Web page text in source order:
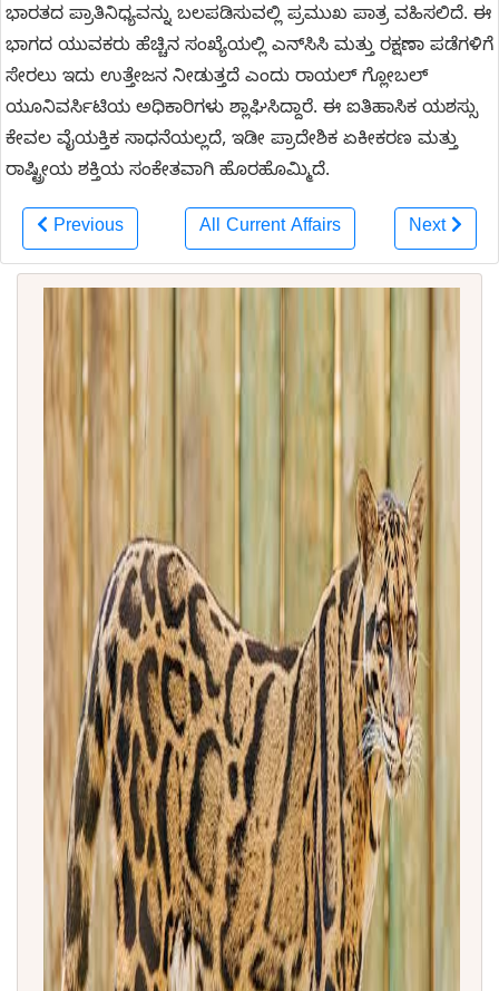
ಭಾರತದ ಪ್ರಾತಿನಿಧ್ಯವನ್ನು ಬಲಪಡಿಸುವಲ್ಲಿ ಪ್ರಮುಖ ಪಾತ್ರ ವಹಿಸಲಿದೆ. ಈ
ಭಾಗದ ಯುವಕರು ಹೆಚ್ಚಿನ ಸಂಖ್ಯೆಯಲ್ಲಿ ಎನ್‌ಸಿಸಿ ಮತ್ತು ರಕ್ಷಣಾ ಪಡೆಗಳಿಗೆ
ಸೇರಲು ಇದು ಉತ್ತೇಜನ ನೀಡುತ್ತದೆ ಎಂದು ರಾಯಲ್ ಗ್ಲೋಬಲ್
ಯೂನಿವರ್ಸಿಟಿಯ ಅಧಿಕಾರಿಗಳು ಶ್ಲಾಘಿಸಿದ್ದಾರೆ. ಈ ಐತಿಹಾಸಿಕ ಯಶಸ್ಸು
ಕೇವಲ ವೈಯಕ್ತಿಕ ಸಾಧನೆಯಲ್ಲದೆ, ಇಡೀ ಪ್ರಾದೇಶಿಕ ಏಕೀಕರಣ ಮತ್ತು
ರಾಷ್ಟ್ರೀಯ ಶಕ್ತಿಯ ಸಂಕೇತವಾಗಿ ಹೊರಹೊಮ್ಮಿದೆ.
Previous All Current Affairs Next